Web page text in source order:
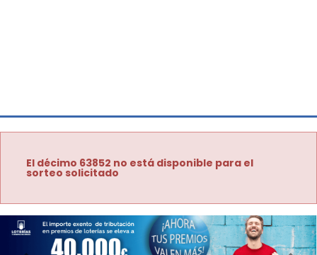
El décimo 63852 no está disponible para el
sorteo solicitado